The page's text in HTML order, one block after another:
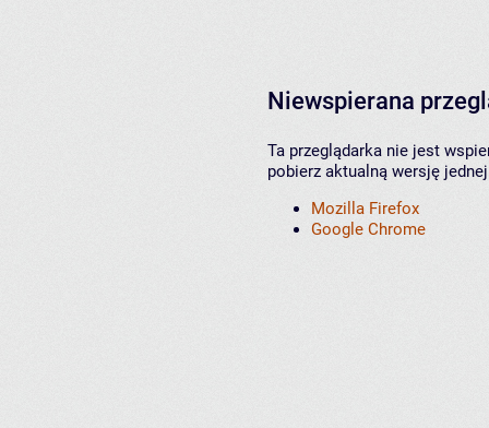
Niewspierana
Ta przeglądarka nie jest
pobierz aktualną wersję
Mozilla Firefox
Google Chrome